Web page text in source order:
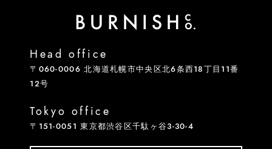
Head office
〒060-0006 北海道札幌市中央区北6条西18丁目11番
12号
Tokyo office
〒151-0051 東京都渋谷区千駄ヶ谷3-30-4